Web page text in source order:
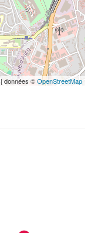
| données ©OpenStreetMap